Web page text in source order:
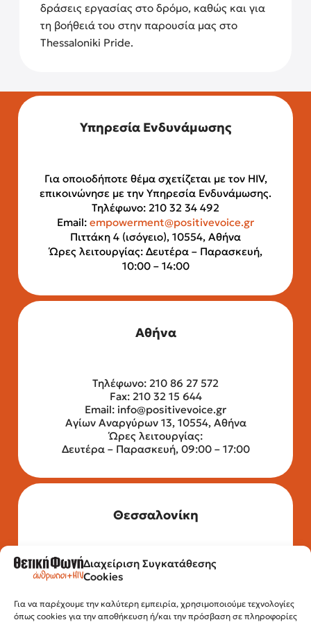
Διαχείριση Συγκατάθεσης
Cookies
Για να παρέχουμε την καλύτερη εμπειρία, χρησιμοποιούμε τεχνολογίες
όπως cookies για την αποθήκευση ή/και την πρόσβαση σε πληροφορίες
δράσεις εργασίας στο δρόμο, καθώς και για
τη βοήθειά του στην παρουσία μας στο
Thessaloniki Pride.
Υπηρεσία Ενδυνάμωσης
Για οποιοδήποτε θέμα σχετίζεται με τον HIV,
επικοινώνησε με την Υπηρεσία Ενδυνάμωσης.
Τηλέφωνο: 210 32 34 492
Email: empowerment@positivevoice.gr
Πιττάκη 4 (ισόγειο), 10554, Αθήνα
Ώρες λειτουργίας: Δευτέρα – Παρασκευή,
10:00 – 14:00
Αθήνα
Τηλέφωνο: 210 86 27 572
Fax: 210 32 15 644
Email: info@positivevoice.gr
Αγίων Αναργύρων 13, 10554, Αθήνα
Ώρες λειτουργίας:
Δευτέρα – Παρασκευή, 09:00 – 17:00
Θεσσαλονίκη
Τηλέφωνο: 2315 525 020
Fax: 210 32 15 644
Εγνατίας 112, 3ος όροφος, 54622,
Θεσσαλονίκη